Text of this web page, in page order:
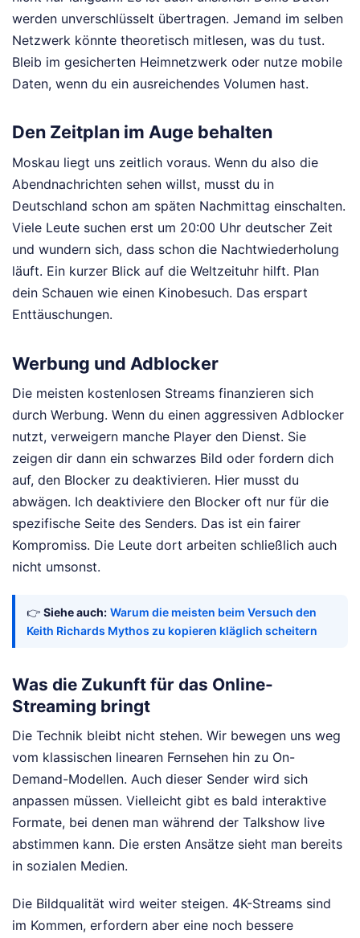
werden unverschlüsselt übertragen. Jemand im selben
Netzwerk könnte theoretisch mitlesen, was du tust.
Bleib im gesicherten Heimnetzwerk oder nutze mobile
Daten, wenn du ein ausreichendes Volumen hast.
Den Zeitplan im Auge behalten
Moskau liegt uns zeitlich voraus. Wenn du also die
Abendnachrichten sehen willst, musst du in
Deutschland schon am späten Nachmittag einschalten.
Viele Leute suchen erst um 20:00 Uhr deutscher Zeit
und wundern sich, dass schon die Nachtwiederholung
läuft. Ein kurzer Blick auf die Weltzeituhr hilft. Plan
dein Schauen wie einen Kinobesuch. Das erspart
Enttäuschungen.
Werbung und Adblocker
Die meisten kostenlosen Streams finanzieren sich
durch Werbung. Wenn du einen aggressiven Adblocker
nutzt, verweigern manche Player den Dienst. Sie
zeigen dir dann ein schwarzes Bild oder fordern dich
auf, den Blocker zu deaktivieren. Hier musst du
abwägen. Ich deaktiviere den Blocker oft nur für die
spezifische Seite des Senders. Das ist ein fairer
Kompromiss. Die Leute dort arbeiten schließlich auch
nicht umsonst.
👉 Siehe auch: Warum die meisten beim Versuch den
Keith Richards Mythos zu kopieren kläglich scheitern
Was die Zukunft für das Online-
Streaming bringt
Die Technik bleibt nicht stehen. Wir bewegen uns weg
vom klassischen linearen Fernsehen hin zu On-
Demand-Modellen. Auch dieser Sender wird sich
anpassen müssen. Vielleicht gibt es bald interaktive
Formate, bei denen man während der Talkshow live
abstimmen kann. Die ersten Ansätze sieht man bereits
in sozialen Medien.
Die Bildqualität wird weiter steigen. 4K-Streams sind
im Kommen, erfordern aber eine noch bessere